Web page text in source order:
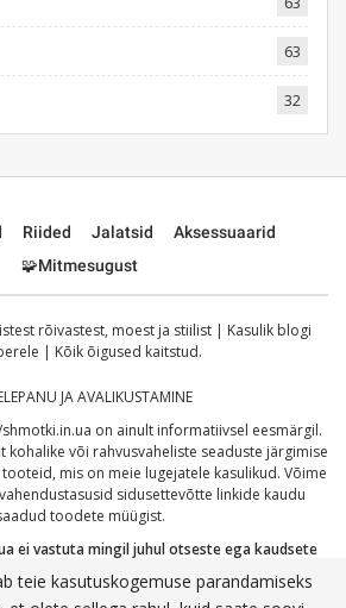
63
32
Riided Jalatsid
Aksessuaarid
🧩Mitmesugust
rõivastest, moest ja stiilist | Kasulik blogi
| Kõik õigused kaitstud.
JA AVALIKUSTAMINE
on ainult informatiivsel eesmärgil.
kohalike või rahvusvaheliste seaduste järgimise
mis on meie lugejatele kasulikud. Võime
sidusettevõtte linkide kaudu
toodete müügist.
ei vastuta mingil juhul otseste ega kaudsete
tuleneda siin avaldatud teabe kasutamisest või
kinnitate, et olete lugenud ja nõustunud meie
teie kasutuskogemuse parandamiseks